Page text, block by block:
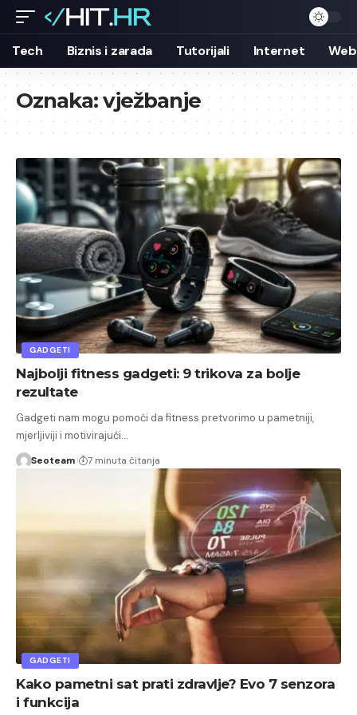
Tech Biznis i zarada Tutorijali Internet
Oznaka:vježbanje
GADGETI
Najbolji fitness gadgeti: 9 trikova za bolje
rezultate
Gadgeti nam mogu pomoći da fitness pretvorimo u pametniji,
mjerljiviji i motivirajući…
Seoteam 7 minuta čitanja
GADGETI
Kako pametni sat prati zdravlje? Evo 7 senzora
i funkcija